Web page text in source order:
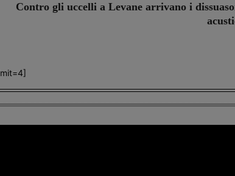
Contro gli uccelli a Levane arrivano i